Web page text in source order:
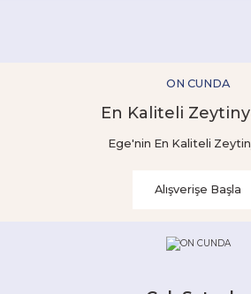
ON CUNDA
En Kaliteli
Ege'nin En Kaliteli
Alışverişe Başla